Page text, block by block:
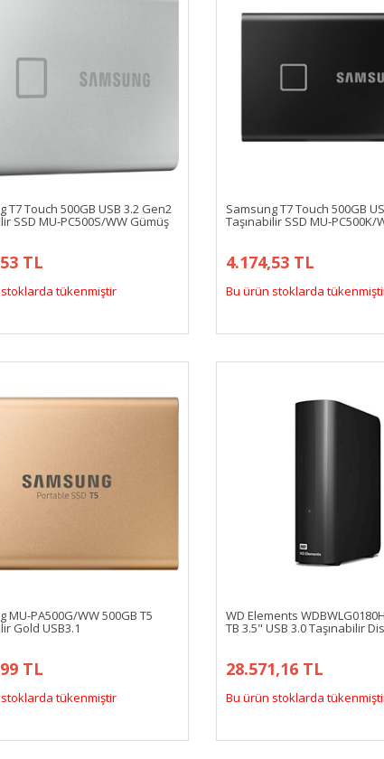
T7 Touch 500GB USB 3.2 Gen2
SSD MU-PC500S/WW Gümüş
TL
tükenmiştir
Samsung T7 Touch 500GB
Taşınabilir SSD MU-PC500K/
4.174,53 TL
Bu ürün stoklarda
MU-PA500G/WW 500GB T5
Gold USB3.1
TL
tükenmiştir
WD Elements
TB 3.5" USB 3.0 Taşınabilir
28.571,16 TL
Bu ürün stoklarda